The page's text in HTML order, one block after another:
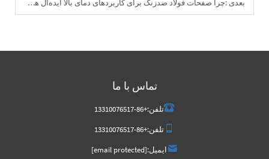
بعدی :چرا صفحات فولاد ضدزنگ برای کاربردهای دمای بالا ایده‌آل هستند
تماس با ما
تلفن:+86-13310076517
تلفن:+86-13310076517
ایمیل:[email protected]